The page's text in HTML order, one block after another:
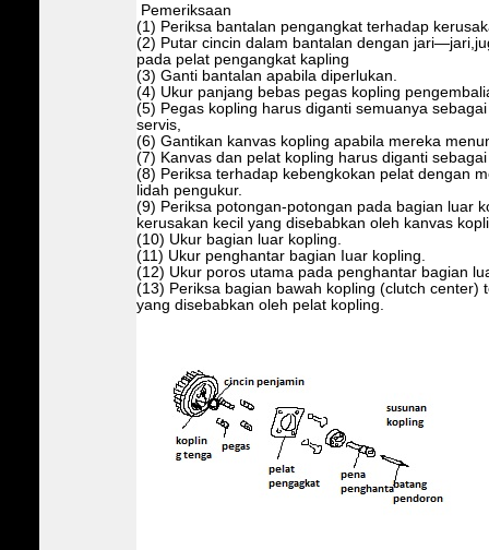
Pemeriksaan
(1) Periksa bantalan pengangkat terhadap
(2) Putar cincin dalam bantalan dengan
pada pelat pengangkat kapling
(3) Ganti bantalan apabila diperlukan.
(4) Ukur panjang bebas pegas kopling
(5) Pegas kopling harus diganti semuanya
servis,
(6) Gantikan kanvas kopling apabila mereka
(7) Kanvas dan pelat kopling harus diganti
(8) Periksa terhadap kebengkokan pelat dengan
lidah pengukur.
(9) Periksa potongan-potongan pada bagian luar
kerusakan kecil yang disebabkan oleh kanvas
(10) Ukur bagian luar kopling.
(11) Ukur penghantar bagian Iuar kopling.
(12) Ukur poros utama pada penghantar bagian
(13) Periksa bagian bawah kopling (clutch
yang disebabkan oleh pelat kopling.